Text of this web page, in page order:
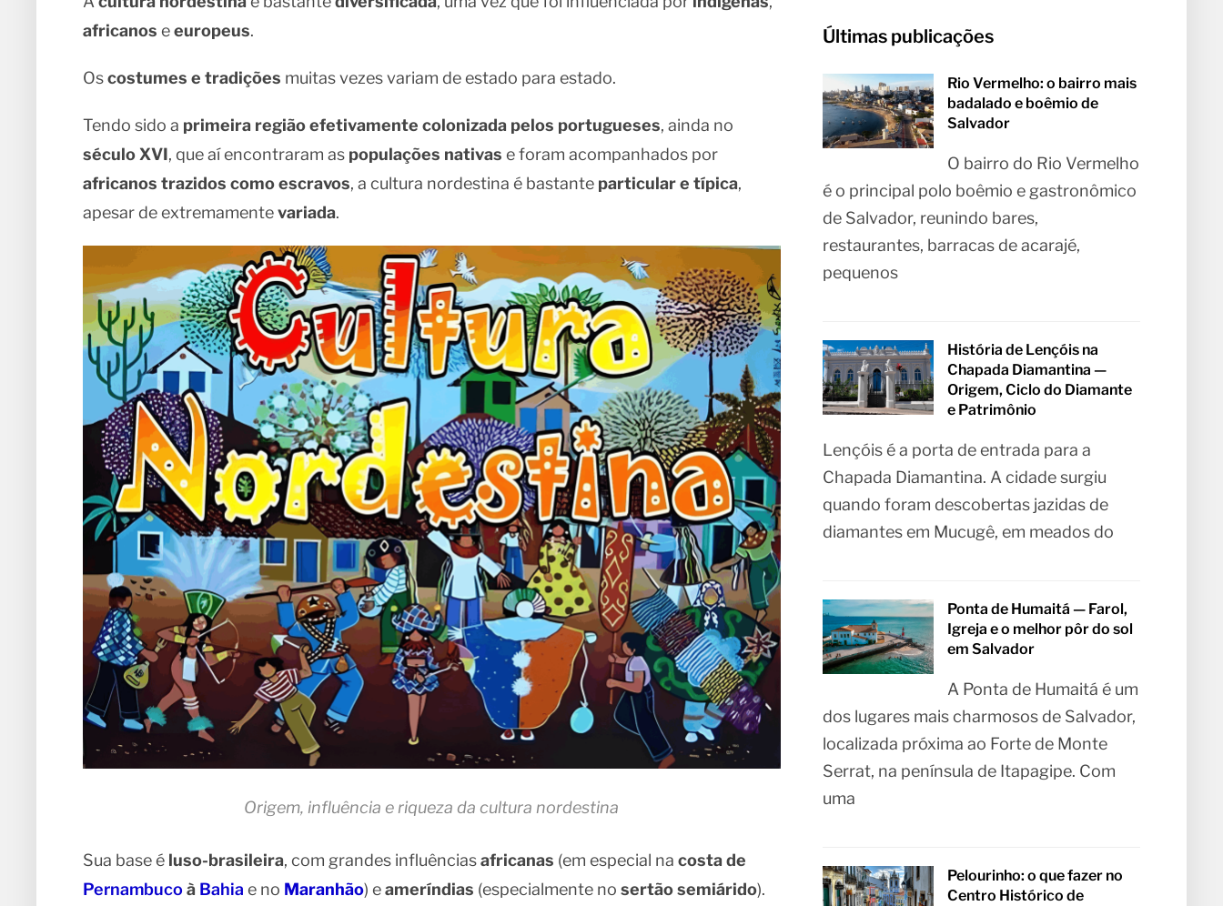
africanos eeuropeus.
Oscostumes e tradições muitas vezes variam de estado para estado.
Tendo sido a primeira região efetivamente colonizada pelos portugueses, ainda no
século XVI, que aí encontraram as populações nativas e foram acompanhados por
africanos trazidos como escravos, a cultura nordestina é bastante particular e típica,
apesar de extremamentevariada.
Origem, influência e riqueza da cultura nordestina
Sua base é luso-brasileira, com grandes influênciasafricanas (em especial na costa de
Pernambuco à Bahia e no Maranhão) eameríndias (especialmente no sertão semiárido).
Últimas publicações
Rio Vermelho: o bairro mais
badalado e boêmio de
Salvador
O bairro do Rio Vermelho
é o principal polo boêmio e gastronômico
de Salvador, reunindo bares,
restaurantes, barracas de acarajé,
pequenos
História de Lençóis na
Chapada Diamantina —
Origem, Ciclo do Diamante
e Patrimônio
Lençóis é a porta de entrada para a
Chapada Diamantina. A cidade surgiu
quando foram descobertas jazidas de
diamantes em Mucugê, em meados do
Ponta de Humaitá — Farol,
Igreja e o melhor pôr do sol
em Salvador
A Ponta de Humaitá é um
dos lugares mais charmosos de Salvador,
localizada próxima ao Forte de Monte
Serrat, na península de Itapagipe. Com
uma
Pelourinho: o que fazer no
Centro Histórico de